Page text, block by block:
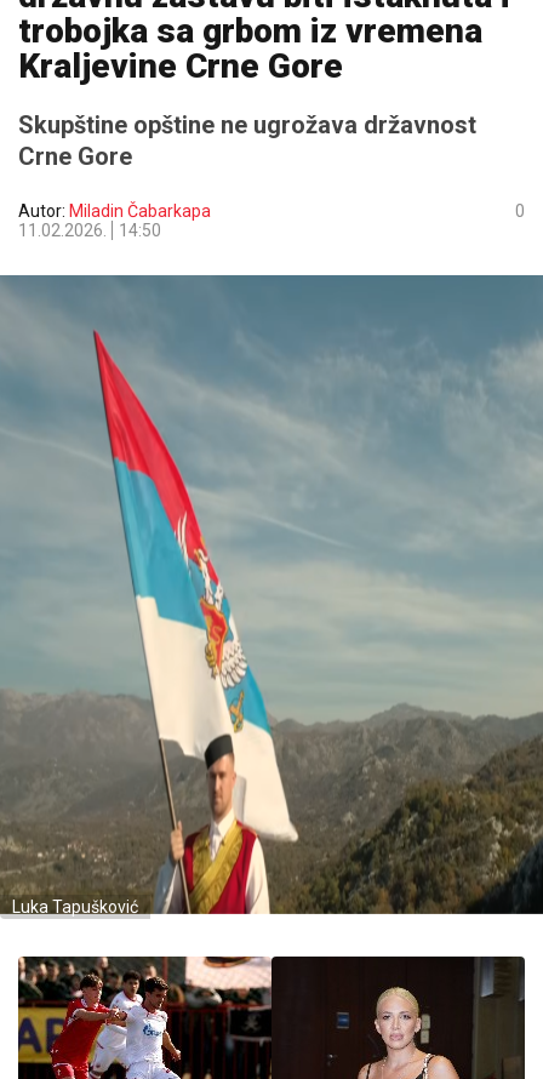
trobojka sa grbom iz vremena
Kraljevine Crne Gore
Skupštine opštine ne ugrožava državnost
Crne Gore
Autor: Miladin Čabarkapa
11.02.2026.
14:50
0
Luka Tapušković